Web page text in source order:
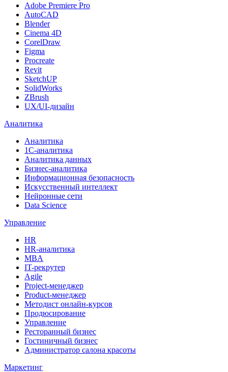
Adobe Premiere Pro
AutoCAD
Blender
Cinema 4D
CorelDraw
Figma
Procreate
Revit
SketchUP
SolidWorks
ZBrush
UX/UI-дизайн
Аналитика
Аналитика
1С-аналитика
Аналитика данных
Бизнес-аналитика
Информационная безопасность
Искусственный интеллект
Нейронные сети
Data Science
Управление
HR
HR-аналитика
MBA
IT-рекрутер
Agile
Project-менеджер
Product-менеджер
Методист онлайн-курсов
Продюсирование
Управление
Ресторанный бизнес
Гостиничный бизнес
Администратор салона красоты
Маркетинг